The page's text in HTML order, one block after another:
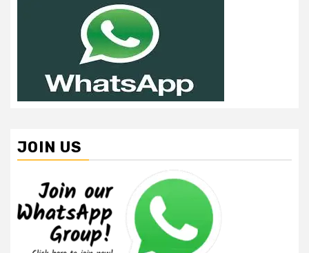
JOIN US